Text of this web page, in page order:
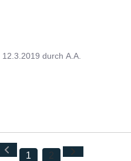
12.3.2019 durchA.A.
1 2